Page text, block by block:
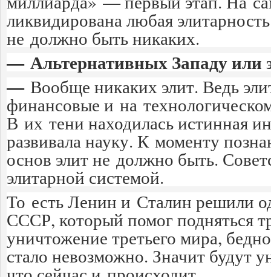
ликвидирована любая
не должно быть никаких.
— Альтернативных Западу или
— Вообще никаких элит. Ведь
финансовые и на
В их тени находилась истинная
развивала науку. К моменту
основ элит не должно быть.
элитарной системой.
То есть Ленин и Сталин решили
СССР, который помог подняться
уничтожение третьего мира,
стало невозможно. Значит будут